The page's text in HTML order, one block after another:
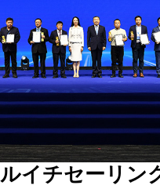
イチセーリン